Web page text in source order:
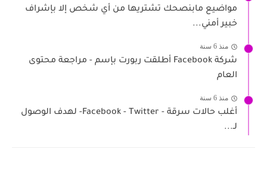
مواضيع مابنصحك تشتريها من أي شخص إلا بإشراف
خبير أمني...
منذ 6 سنة
شركة Facebook أطلقت ربورت بإسم - مراجعة محتوى
العام
منذ 6 سنة
أغلب حالات سرقة - Facebook - Twitter- لهدف الوصول
لـ...